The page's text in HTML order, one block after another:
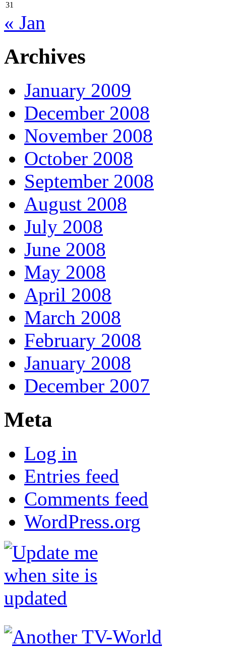
31
« Jan
Archives
January 2009
December 2008
November 2008
October 2008
September 2008
August 2008
July 2008
June 2008
May 2008
April 2008
March 2008
February 2008
January 2008
December 2007
Meta
Log in
Entries feed
Comments feed
WordPress.org